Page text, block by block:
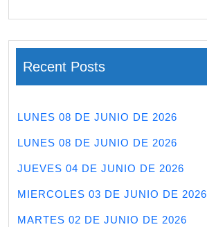
Recent Posts
LUNES 08 DE JUNIO DE 2026
LUNES 08 DE JUNIO DE 2026
JUEVES 04 DE JUNIO DE 2026
MIERCOLES 03 DE JUNIO DE 2026
MARTES 02 DE JUNIO DE 2026